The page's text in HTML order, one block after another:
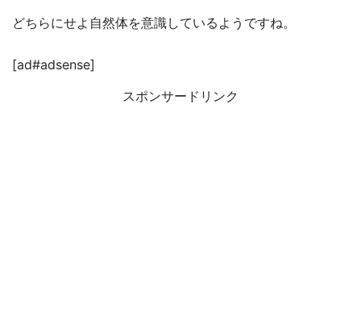
どちらにせよ自然体を意識しているようですね。
[ad#adsense]
スポンサードリンク